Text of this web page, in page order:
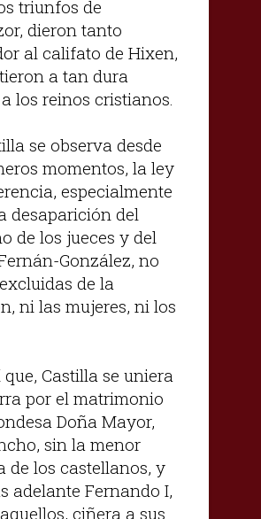
triunfos de
dieron tanto
al califato de Hixen,
a tan dura
los reinos cristianos.
se observa desde
momentos, la ley
especialmente
desaparición del
de los jueces y del
González, no
de la
ni las mujeres, ni los
que, Castilla se uniera
por el matrimonio
Doña Mayor,
sin la menor
de los castellanos, y
adelante Fernando I,
ciñera a sus